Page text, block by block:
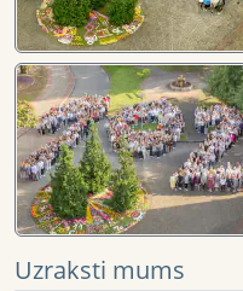
Uzraksti mums